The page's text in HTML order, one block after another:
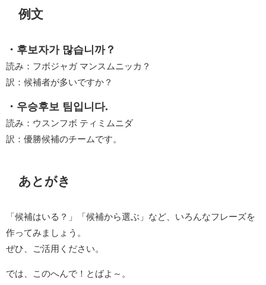
例文
・후보자가 많습니까？
読み：フボジャガ マンスムニッカ？
訳：候補者が多いですか？
・우승후보 팀입니다.
読み：ウスンフボ ティミムニダ
訳：優勝候補のチームです。
あとがき
「候補はいる？」「候補から選ぶ」など、いろんなフレーズを
作ってみましょう。
ぜひ、ご活用ください。
では、このへんで！とばよ～。